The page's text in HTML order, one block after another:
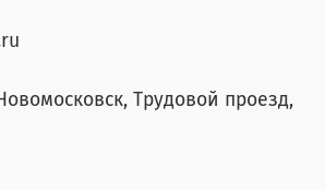
Трудовой проезд,